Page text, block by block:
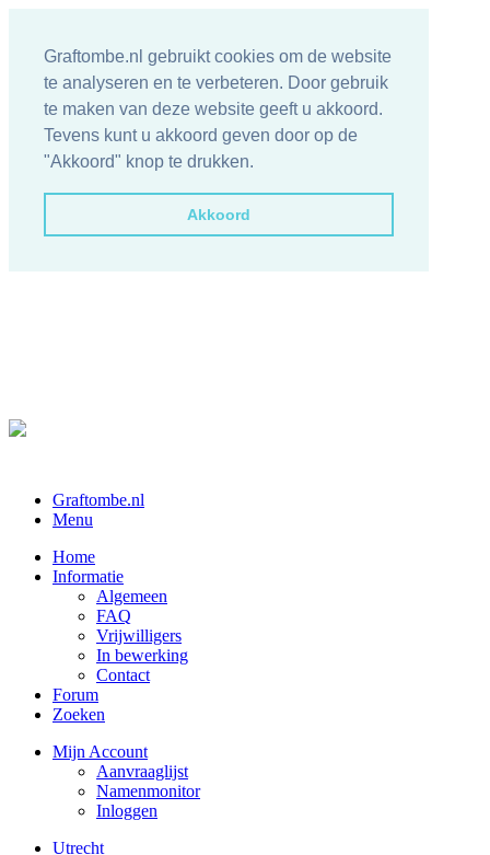
Graftombe.nl gebruikt cookies om de website
te analyseren en te verbeteren. Door gebruik
te maken van deze website geeft u akkoord.
Tevens kunt u akkoord geven door op de
"Akkoord" knop te drukken.
Akkoord
Graftombe.nl
Menu
Home
Informatie
Algemeen
FAQ
Vrijwilligers
In bewerking
Contact
Forum
Zoeken
Mijn Account
Aanvraaglijst
Namenmonitor
Inloggen
Utrecht